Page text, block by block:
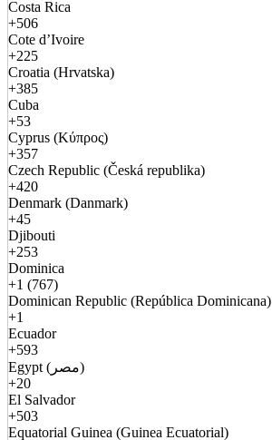
Costa Rica
+506
Cote d’Ivoire
+225
Croatia (Hrvatska)
+385
Cuba
+53
Cyprus (Κύπρος)
+357
Czech Republic (Česká republika)
+420
Denmark (Danmark)
+45
Djibouti
+253
Dominica
+1 (767)
Dominican Republic (República Dominicana)
+1
Ecuador
+593
Egypt (مصر)
+20
El Salvador
+503
Equatorial Guinea (Guinea Ecuatorial)